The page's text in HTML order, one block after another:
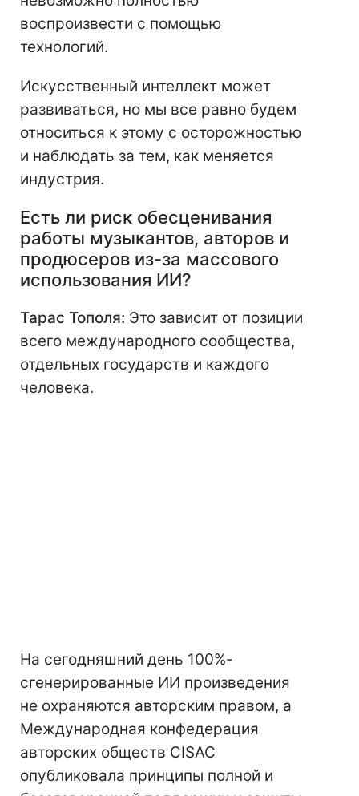
воспроизвести с помощью
технологий.
Искусственный интеллект может
развиваться, но мы все равно будем
относиться к этому с осторожностью
и наблюдать за тем, как меняется
индустрия.
Есть ли риск обесценивания
работы музыкантов, авторов и
продюсеров из-за массового
использования ИИ?
Тарас Тополя: Это зависит от позиции
всего международного сообщества,
отдельных государств и каждого
человека.
На сегодняшний день 100%-
сгенерированные ИИ произведения
не охраняются авторским правом, а
Международная конфедерация
авторских обществ CISAC
опубликовала принципы полной и